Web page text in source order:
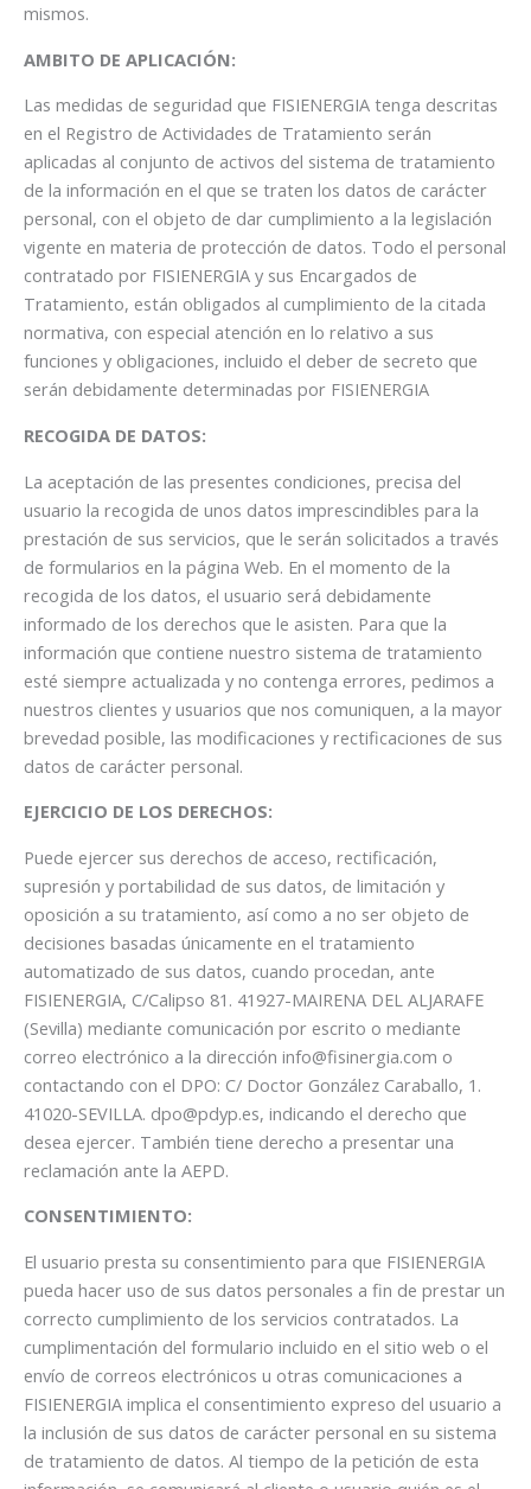
mismos.
AMBITO DE APLICACIÓN:
Las medidas de seguridad que FISIENERGIA tenga descritas
en el Registro de Actividades de Tratamiento serán
aplicadas al conjunto de activos del sistema de tratamiento
de la información en el que se traten los datos de carácter
personal, con el objeto de dar cumplimiento a la legislación
vigente en materia de protección de datos. Todo el personal
contratado por FISIENERGIA y sus Encargados de
Tratamiento, están obligados al cumplimiento de la citada
normativa, con especial atención en lo relativo a sus
funciones y obligaciones, incluido el deber de secreto que
serán debidamente determinadas por FISIENERGIA
RECOGIDA DE DATOS:
La aceptación de las presentes condiciones, precisa del
usuario la recogida de unos datos imprescindibles para la
prestación de sus servicios, que le serán solicitados a través
de formularios en la página Web. En el momento de la
recogida de los datos, el usuario será debidamente
informado de los derechos que le asisten. Para que la
información que contiene nuestro sistema de tratamiento
esté siempre actualizada y no contenga errores, pedimos a
nuestros clientes y usuarios que nos comuniquen, a la mayor
brevedad posible, las modificaciones y rectificaciones de sus
datos de carácter personal.
EJERCICIO DE LOS DERECHOS:
Puede ejercer sus derechos de acceso, rectificación,
supresión y portabilidad de sus datos, de limitación y
oposición a su tratamiento, así como a no ser objeto de
decisiones basadas únicamente en el tratamiento
automatizado de sus datos, cuando procedan, ante
FISIENERGIA, C/Calipso 81. 41927-MAIRENA DEL ALJARAFE
(Sevilla) mediante comunicación por escrito o mediante
correo electrónico a la dirección info@fisinergia.com o
contactando con el DPO: C/ Doctor González Caraballo, 1.
41020-SEVILLA. dpo@pdyp.es, indicando el derecho que
desea ejercer. También tiene derecho a presentar una
reclamación ante la AEPD.
CONSENTIMIENTO:
El usuario presta su consentimiento para que FISIENERGIA
pueda hacer uso de sus datos personales a fin de prestar un
correcto cumplimiento de los servicios contratados. La
cumplimentación del formulario incluido en el sitio web o el
envío de correos electrónicos u otras comunicaciones a
FISIENERGIA implica el consentimiento expreso del usuario a
la inclusión de sus datos de carácter personal en su sistema
de tratamiento de datos. Al tiempo de la petición de esta